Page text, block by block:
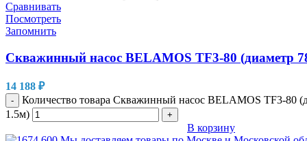
Сравнивать
Посмотреть
Запомнить
Скважинный насос BELAMOS TF3-80 (диаметр
14 188 ₽
-
Количество товара Скважинный насос BELAMOS TF3-80
1.5м)
+
В корзину